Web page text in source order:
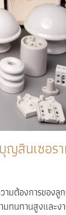
ญสินเซอร
มต้องการของลู
ทนทานสูงและง